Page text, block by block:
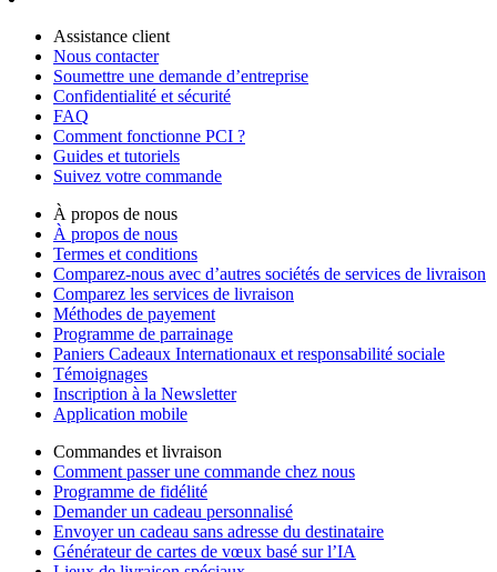
Assistance client
Nous contacter
Soumettre une demande d’entreprise
Confidentialité et sécurité
FAQ
Comment fonctionne PCI ?
Guides et tutoriels
Suivez votre commande
À propos de nous
À propos de nous
Termes et conditions
Comparez-nous avec d’autres sociétés de services de livraison
Comparez les services de livraison
Méthodes de payement
Programme de parrainage
Paniers Cadeaux Internationaux et responsabilité sociale
Témoignages
Inscription à la Newsletter
Application mobile
Commandes et livraison
Comment passer une commande chez nous
Programme de fidélité
Demander un cadeau personnalisé
Envoyer un cadeau sans adresse du destinataire
Générateur de cartes de vœux basé sur l’IA